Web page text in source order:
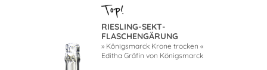
RIESLING-SEKT-
FLASCHENGÄRUNG
» Königsmarck Krone trocken «
Editha Gräfin von Königsmarck